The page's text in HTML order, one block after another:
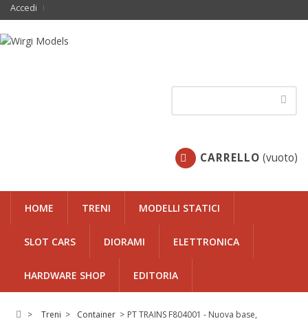
Accedi
CARRELLO (vuoto)
HOME TRENI MODELLI STATICI
SLOT CARS DIORAMI ELETTRONICA
HARDWARE SHOP EDITORIA
> Treni > Container > PT TRAINS F804001 - Nuova base,